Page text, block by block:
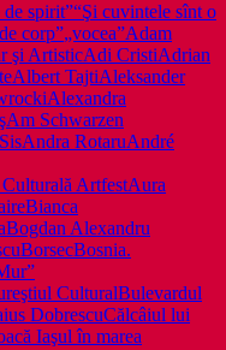
de spirit”“Şi cuvintele sînt o
corp”„vocea”Adam
şi ArtisticAdi CristiAdrian
Albert TajtiAleksander
Alexandra
Am Schwarzen
Andra RotaruAndré
ArtfestAura
Bianca
Bogdan Alexandru
BorsecBosnia.
CulturalBulevardul
DobrescuCălcâiul lui
Iaşul în marea